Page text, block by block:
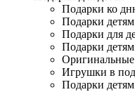
Подарки ко
Подарки
Подарки для
Подарки
Игрушки в
Подарки